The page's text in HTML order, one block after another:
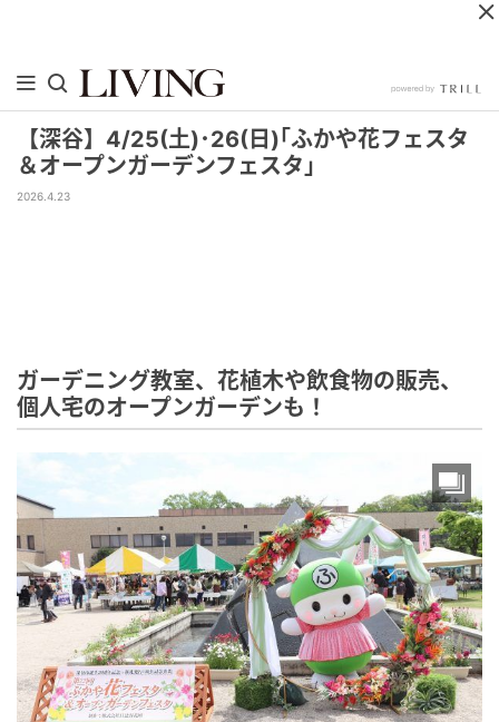
【深谷】4/25(土)･26(日)｢ふかや花フェスタ
＆オープンガーデンフェスタ｣
2026.4.23
ガーデニング教室、花植木や飲食物の販売、
個人宅のオープンガーデンも！